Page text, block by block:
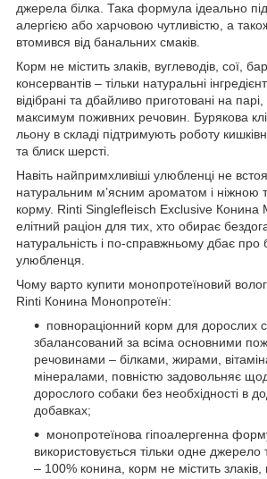
джерела білка. Така формула ідеально
алергією або харчовою чутливістю, а
втомився від банальних смаків.
Корм не містить злаків, вуглеводів, сої,
консервантів – тільки натуральні
відібрані та дбайливо приготовані на
максимум поживних речовин. Бурякова
льону в складі підтримують роботу
та блиск шерсті.
Навіть найпримхливіші улюбленці не
натуральним м’ясним ароматом і ніжною
корму. Rinti Singlefleisch Exclusive Конина
елітний раціон для тих, хто обирає
натуральність і по-справжньому дбає про
улюбленця.
Чому варто купити монопротеїновий
Rinti Конина Монопротеїн:
повнораціонний корм для дорослих
збалансований за всіма основними
речовинами – білками, жирами,
мінералами, повністю задовольняє
дорослого собаки без необхідності в
добавках;
монопротеїнова гіпоалергенна
використовується тільки одне джерело
– 100% конина, корм не містить злаків,